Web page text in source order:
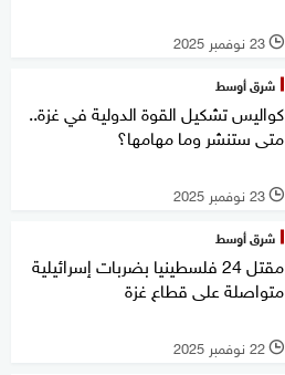
l 23 نوفمبر 2025
شرق أوسط
كواليس تشكيل القوة الدولية في غزة..
متى ستنشر وما مهامها؟
l 23 نوفمبر 2025
شرق أوسط
مقتل 24 فلسطينيا بضربات إسرائيلية
متواصلة على قطاع غزة
l 22 نوفمبر 2025